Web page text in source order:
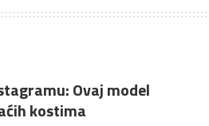
Ovaj model
kostima